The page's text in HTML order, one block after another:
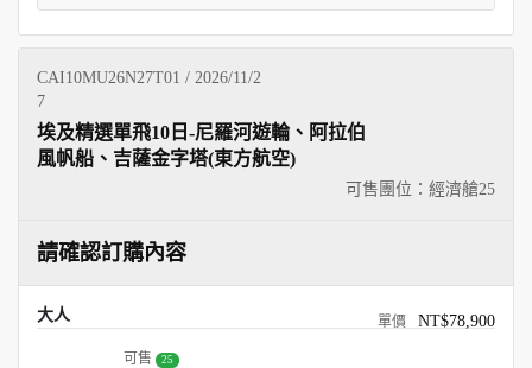
CAI10MU26N27T01 / 2026/11/2
7
可售團位：經濟艙25
埃及精選單飛10日-尼羅河遊輪、阿拉伯
風帆船、吉薩金字塔(東方航空)
請確認訂購內容
大人 NT$78,900
可售 25